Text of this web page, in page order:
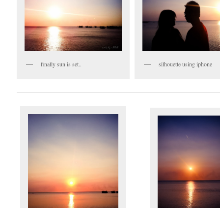
finally sun is set.. silhouette using iphone